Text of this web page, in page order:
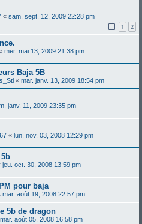
« sam. sept. 12, 2009 22:28 pm
1 2
mer. mai 13, 2009 21:38 pm
Baja 5B
« mar. janv. 13, 2009 18:54 pm
janv. 11, 2009 23:35 pm
« lun. nov. 03, 2008 12:29 pm
jeu. oct. 30, 2008 13:59 pm
pour baja
mar. août 19, 2008 22:57 pm
5b de dragon
mar. août 05, 2008 16:58 pm